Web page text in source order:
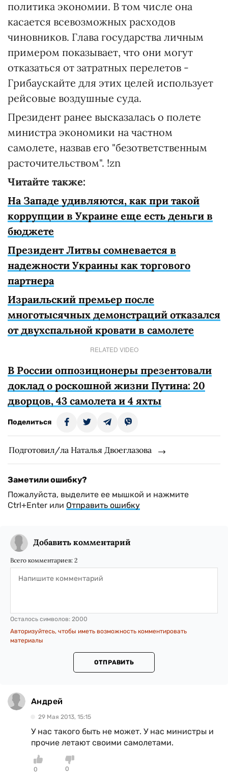
политика экономии. В том числе она
касается всевозможных расходов
чиновников. Глава государства личным
примером показывает, что они могут
отказаться от затратных перелетов -
Грибаускайте для этих целей использует
рейсовые воздушные суда.
Президент ранее высказалась о полете
министра экономики на частном
самолете, назвав его "безответственным
расточительством". !zn
Читайте также:
На Западе удивляются, как при такой
коррупции в Украине еще есть деньги в
бюджете
Президент Литвы сомневается в
надежности Украины как торгового
партнера
Израильский премьер после
многотысячных демонстраций отказался
от двухспальной кровати в самолете
RELATED VIDEO
В России оппозиционеры презентовали
доклад о роскошной жизни Путина: 20
дворцов, 43 самолета и 4 яхты
Поделиться
Подготовил/ла Наталья Двоеглазова
Заметили ошибку?
Пожалуйста, выделите ее мышкой и нажмите
Ctrl+Enter или Отправить ошибку
Добавить комментарий
Всего комментариев: 2
Осталось символов: 2000
Авторизуйтесь, чтобы иметь возможность комментировать
материалы
ОТПРАВИТЬ
Андрей
29 Мая 2013, 15:15
У нас такого быть не может. У нас министры и
прочие летают своими самолетами.
0
0